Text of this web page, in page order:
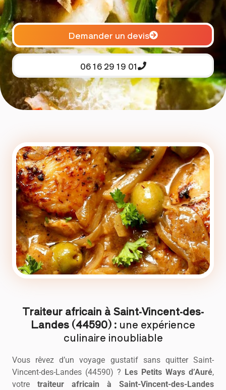
Demander un devis
06 16 29 19 01
Traiteur africain à Saint-Vincent-des-
Landes (44590) : une expérience
culinaire inoubliable
Vous rêvez d’un voyage gustatif sans quitter Saint-
Vincent-des-Landes (44590) ? Les Petits Ways d’Auré,
votre traiteur africain à Saint-Vincent-des-Landes